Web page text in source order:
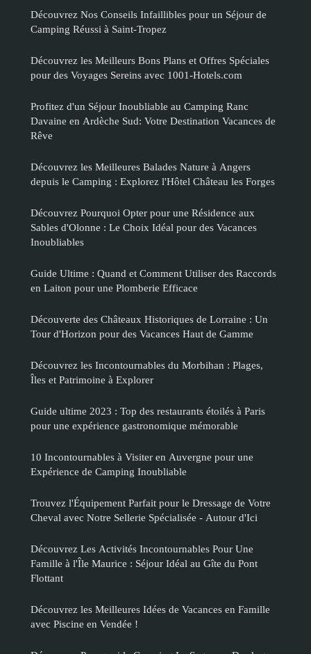
Découvrez Nos Conseils Infaillibles pour un Séjour de
Camping Réussi à Saint-Tropez
Découvrez les Meilleurs Bons Plans et Offres Spéciales
pour des Voyages Sereins avec 1001-Hotels.com
Profitez d'un Séjour Inoubliable au Camping Ranc
Davaine en Ardèche Sud: Votre Destination Vacances de
Rêve
Découvrez les Meilleures Balades Nature à Angers
depuis le Camping : Explorez l'Hôtel Château les Forges
Découvrez Pourquoi Opter pour une Résidence aux
Sables d'Olonne : Le Choix Idéal pour des Vacances
Inoubliables
Guide Ultime : Quand et Comment Utiliser des Raccords
en Laiton pour une Plomberie Efficace
Découverte des Châteaux Historiques de Lorraine : Un
Tour d'Horizon pour des Vacances Haut de Gamme
Découvrez les Incontournables du Morbihan : Plages,
Îles et Patrimoine à Explorer
Guide ultime 2023 : Top des restaurants étoilés à Paris
pour une expérience gastronomique mémorable
10 Incontournables à Visiter en Auvergne pour une
Expérience de Camping Inoubliable
Trouvez l'Équipement Parfait pour le Dressage de Votre
Cheval avec Notre Sellerie Spécialisée - Autour d'Ici
Découvrez Les Activités Incontournables Pour Une
Famille à l'Île Maurice : Séjour Idéal au Gîte du Pont
Flottant
Découvrez les Meilleures Idées de Vacances en Famille
avec Piscine en Vendée !